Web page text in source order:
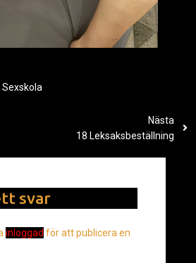
Sexskola
Nästa
18 Leksaksbeställning
svar
inloggad för att publicera en